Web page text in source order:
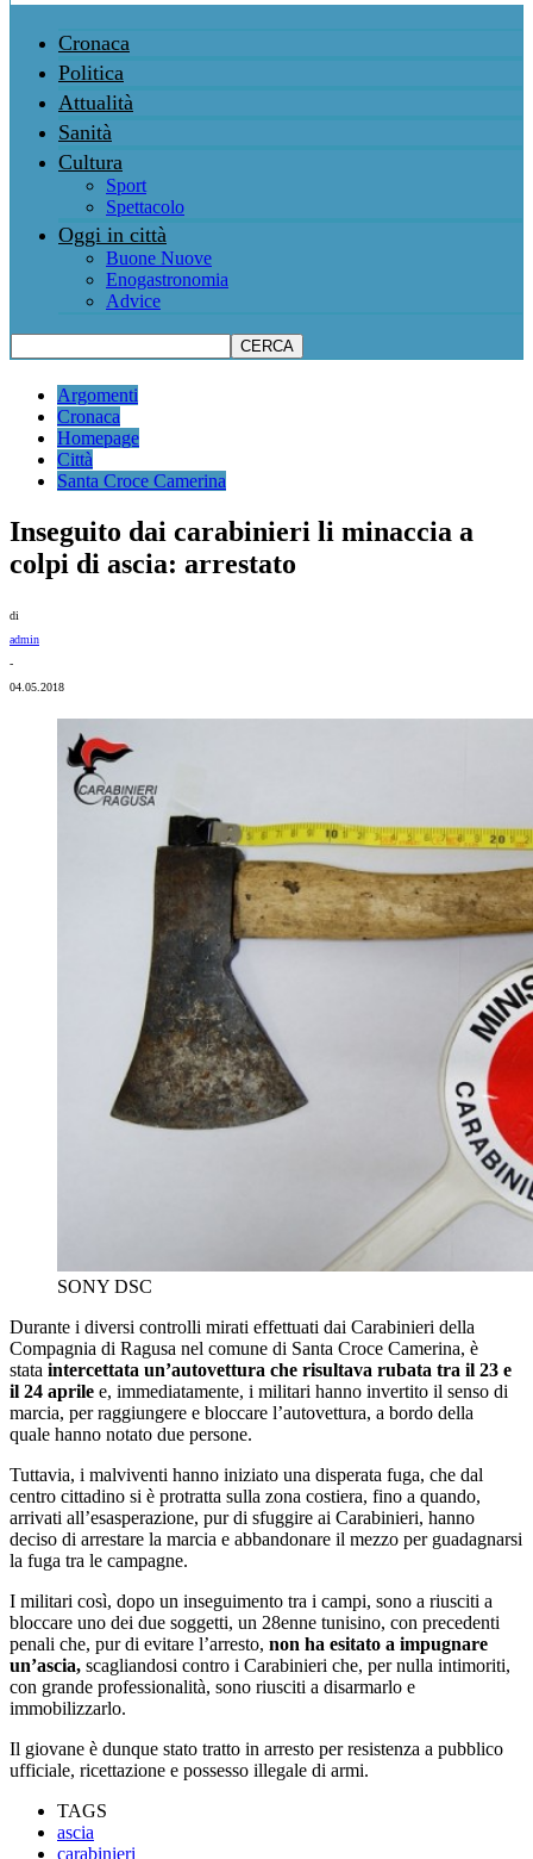
Cronaca
Politica
Attualità
Sanità
Cultura
Sport
Spettacolo
Oggi in città
Buone Nuove
Enogastronomia
Advice
Argomenti
Cronaca
Homepage
Città
Santa Croce Camerina
Inseguito dai carabinieri li minaccia a
colpi di ascia: arrestato
di
admin
-
04.05.2018
SONY DSC
Durante i diversi controlli mirati effettuati dai Carabinieri della
Compagnia di Ragusa nel comune di Santa Croce Camerina, è
stata intercettata un’autovettura che risultava rubata tra il 23 e
il 24 aprile e, immediatamente, i militari hanno invertito il senso di
marcia, per raggiungere e bloccare l’autovettura, a bordo della
quale hanno notato due persone.
Tuttavia, i malviventi hanno iniziato una disperata fuga, che dal
centro cittadino si è protratta sulla zona costiera, fino a quando,
arrivati all’esasperazione, pur di sfuggire ai Carabinieri, hanno
deciso di arrestare la marcia e abbandonare il mezzo per guadagnarsi
la fuga tra le campagne.
I militari così, dopo un inseguimento tra i campi, sono a riusciti a
bloccare uno dei due soggetti, un 28enne tunisino, con precedenti
penali che, pur di evitare l’arresto, non ha esitato a impugnare
un’ascia, scagliandosi contro i Carabinieri che, per nulla intimoriti,
con grande professionalità, sono riusciti a disarmarlo e
immobilizzarlo.
Il giovane è dunque stato tratto in arresto per resistenza a pubblico
ufficiale, ricettazione e possesso illegale di armi.
TAGS
ascia
carabinieri